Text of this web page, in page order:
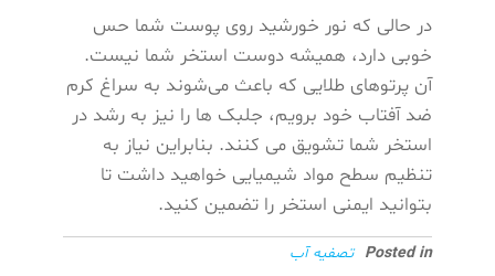
در حالی که نور خورشید روی پوست شما حس
خوبی دارد، همیشه دوست استخر شما نیست.
آن پرتوهای طلایی که باعث می‌شوند به سراغ کرم
ضد آفتاب خود برویم، جلبک ‌ها را نیز به رشد در
استخر شما تشویق می ‌کنند. بنابراین نیاز به
تنظیم سطح مواد شیمیایی خواهید داشت تا
بتوانید ایمنی استخر را تضمین کنید.
Posted in تصفیه آب